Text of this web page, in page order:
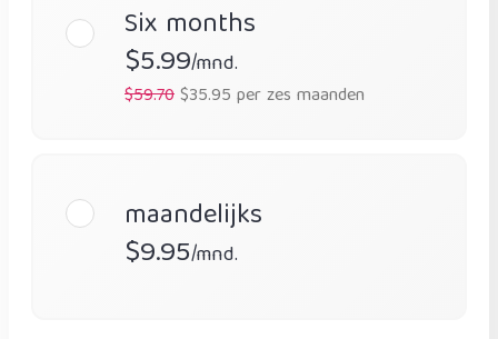
Six months
$5.99/mnd.
$59.70$35.95 per zes maanden
maandelijks
$9.95/mnd.